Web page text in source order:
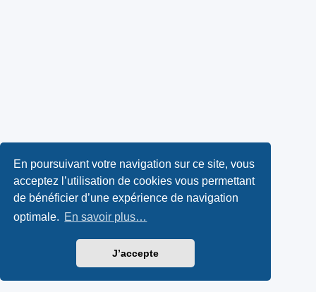
En poursuivant votre navigation sur ce site, vous
acceptez l’utilisation de cookies vous permettant
de bénéficier d’une expérience de navigation
optimale. En savoir plus…
J’accepte